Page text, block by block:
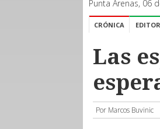
Punta Arenas, 06
CRÓNICA
Las
Por Marcos Buvinic